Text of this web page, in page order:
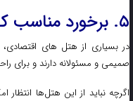
۵. برخورد مناسب کارکنان
در بسیاری از هتل‌ های اقتصادی،
صمیمی و مسئولانه دارند و برای
اگرچه نباید از این هتل‌ها انتظار